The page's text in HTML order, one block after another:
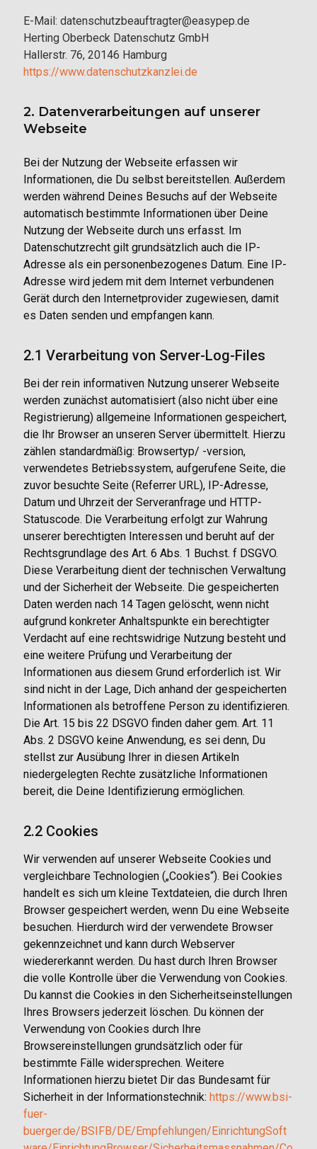
E-Mail: datenschutzbeauftragter@easypep.de
Herting Oberbeck Datenschutz GmbH
Hallerstr. 76, 20146 Hamburg
https://www.datenschutzkanzlei.de
2. Datenverarbeitungen auf unserer
Webseite
Bei der Nutzung der Webseite erfassen wir
Informationen, die Du selbst bereitstellen. Außerdem
werden während Deines Besuchs auf der Webseite
automatisch bestimmte Informationen über Deine
Nutzung der Webseite durch uns erfasst. Im
Datenschutzrecht gilt grundsätzlich auch die IP-
Adresse als ein personenbezogenes Datum. Eine IP-
Adresse wird jedem mit dem Internet verbundenen
Gerät durch den Internetprovider zugewiesen, damit
es Daten senden und empfangen kann.
2.1 Verarbeitung von Server-Log-Files
Bei der rein informativen Nutzung unserer Webseite
werden zunächst automatisiert (also nicht über eine
Registrierung) allgemeine Informationen gespeichert,
die Ihr Browser an unseren Server übermittelt. Hierzu
zählen standardmäßig: Browsertyp/ -version,
verwendetes Betriebssystem, aufgerufene Seite, die
zuvor besuchte Seite (Referrer URL), IP-Adresse,
Datum und Uhrzeit der Serveranfrage und HTTP-
Statuscode. Die Verarbeitung erfolgt zur Wahrung
unserer berechtigten Interessen und beruht auf der
Rechtsgrundlage des Art. 6 Abs. 1 Buchst. f DSGVO.
Diese Verarbeitung dient der technischen Verwaltung
und der Sicherheit der Webseite. Die gespeicherten
Daten werden nach 14 Tagen gelöscht, wenn nicht
aufgrund konkreter Anhaltspunkte ein berechtigter
Verdacht auf eine rechtswidrige Nutzung besteht und
eine weitere Prüfung und Verarbeitung der
Informationen aus diesem Grund erforderlich ist. Wir
sind nicht in der Lage, Dich anhand der gespeicherten
Informationen als betroffene Person zu identifizieren.
Die Art. 15 bis 22 DSGVO finden daher gem. Art. 11
Abs. 2 DSGVO keine Anwendung, es sei denn, Du
stellst zur Ausübung Ihrer in diesen Artikeln
niedergelegten Rechte zusätzliche Informationen
bereit, die Deine Identifizierung ermöglichen.
2.2 Cookies
Wir verwenden auf unserer Webseite Cookies und
vergleichbare Technologien („Cookies“). Bei Cookies
handelt es sich um kleine Textdateien, die durch Ihren
Browser gespeichert werden, wenn Du eine Webseite
besuchen. Hierdurch wird der verwendete Browser
gekennzeichnet und kann durch Webserver
wiedererkannt werden. Du hast durch Ihren Browser
die volle Kontrolle über die Verwendung von Cookies.
Du kannst die Cookies in den Sicherheitseinstellungen
Ihres Browsers jederzeit löschen. Du können der
Verwendung von Cookies durch Ihre
Browsereinstellungen grundsätzlich oder für
bestimmte Fälle widersprechen. Weitere
Informationen hierzu bietet Dir das Bundesamt für
Sicherheit in der Informationstechnik: https://www.bsi-
fuer-
buerger.de/BSIFB/DE/Empfehlungen/EinrichtungSoft